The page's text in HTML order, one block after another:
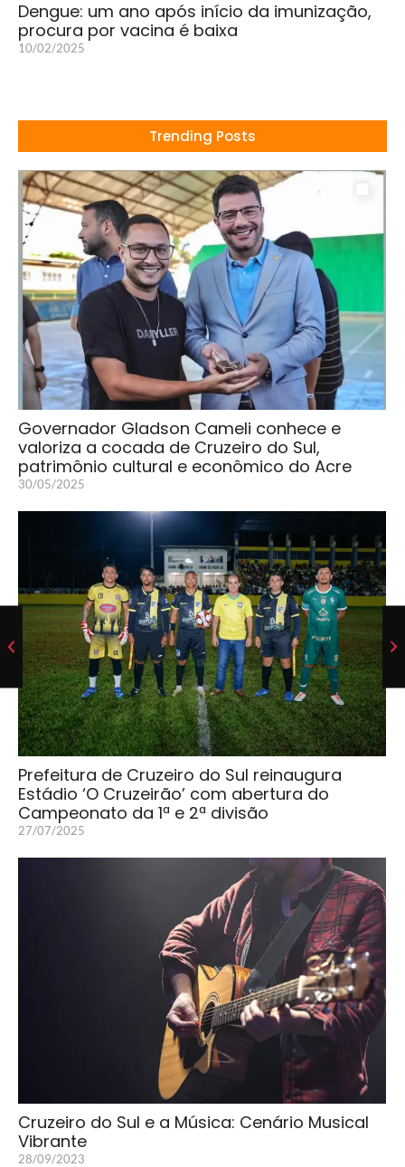
Dengue: um ano após início da imunização,
procura por vacina é baixa
10/02/2025
Trending Posts
Governador Gladson Cameli conhece e
valoriza a cocada de Cruzeiro do Sul,
patrimônio cultural e econômico do Acre
30/05/2025
Prefeitura de Cruzeiro do Sul reinaugura
Estádio ‘O Cruzeirão’ com abertura do
Campeonato da 1ª e 2ª divisão
27/07/2025
Cruzeiro do Sul e a Música: Cenário Musical
Vibrante
28/09/2023